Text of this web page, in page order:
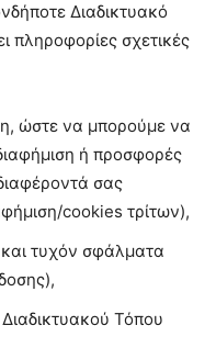
Διαδικτυακό
πληροφορίες σχετικές
ώστε να μπορούμε να
ή προσφορές
σας
cookies τρίτων),
και τυχόν σφάλματα
Τόπου